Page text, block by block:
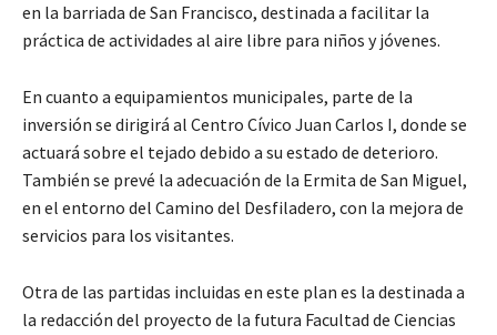
en la barriada de San Francisco, destinada a facilitar la
práctica de actividades al aire libre para niños y jóvenes.
En cuanto a equipamientos municipales, parte de la
inversión se dirigirá al Centro Cívico Juan Carlos I, donde se
actuará sobre el tejado debido a su estado de deterioro.
También se prevé la adecuación de la Ermita de San Miguel,
en el entorno del Camino del Desfiladero, con la mejora de
servicios para los visitantes.
Otra de las partidas incluidas en este plan es la destinada a
la redacción del proyecto de la futura Facultad de Ciencias